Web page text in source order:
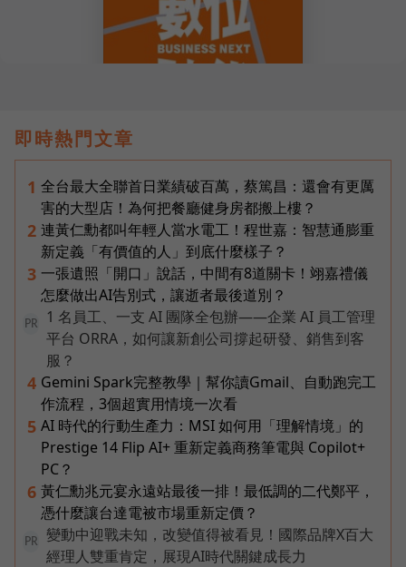
即時熱門文章
1 全台最大全聯首日業績破百萬，蔡篤昌：還會有更厲
害的大型店！為何把餐廳健身房都搬上樓？
2 連黃仁勳都叫年輕人當水電工！程世嘉：智慧通膨重
新定義「有價值的人」到底什麼樣子？
3 一張遺照「開口」說話，中間有8道關卡！翊嘉禮儀
怎麼做出AI告別式，讓逝者最後道別？
PR
1 名員工、一支 AI 團隊全包辦——企業 AI 員工管理
平台 ORRA，如何讓新創公司撐起研發、銷售到客
服？
4 Gemini Spark完整教學｜幫你讀Gmail、自動跑完工
作流程，3個超實用情境一次看
5 AI 時代的行動生產力：MSI 如何用「理解情境」的
Prestige 14 Flip AI+ 重新定義商務筆電與 Copilot+
PC？
6 黃仁勳兆元宴永遠站最後一排！最低調的二代鄭平，
憑什麼讓台達電被市場重新定價？
PR
變動中迎戰未知，改變值得被看見！國際品牌X百大
經理人雙重肯定，展現AI時代關鍵成長力